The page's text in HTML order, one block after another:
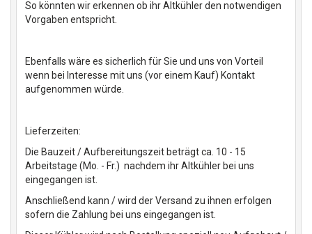
So könnten wir erkennen ob ihr Altkühler den notwendigen
Vorgaben entspricht.
Ebenfalls wäre es sicherlich für Sie und uns von Vorteil
wenn bei Interesse mit uns (vor einem Kauf) Kontakt
aufgenommen würde.
Lieferzeiten:
Die Bauzeit / Aufbereitungszeit beträgt ca. 10 - 15
Arbeitstage (Mo. - Fr.) nachdem ihr Altkühler bei uns
eingegangen ist.
Anschließend kann / wird der Versand zu ihnen erfolgen
sofern die Zahlung bei uns eingegangen ist.